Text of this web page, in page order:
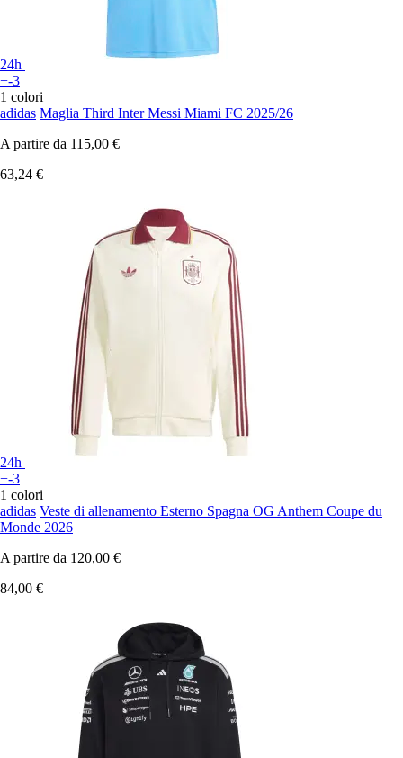
24h
+-3
1 colori
adidas Maglia Third Inter Messi Miami FC 2025/26
A partire da 115,00 €
63,24 €
24h
+-3
1 colori
adidas Veste di allenamento Esterno Spagna OG Anthem Coupe du
Monde 2026
A partire da 120,00 €
84,00 €